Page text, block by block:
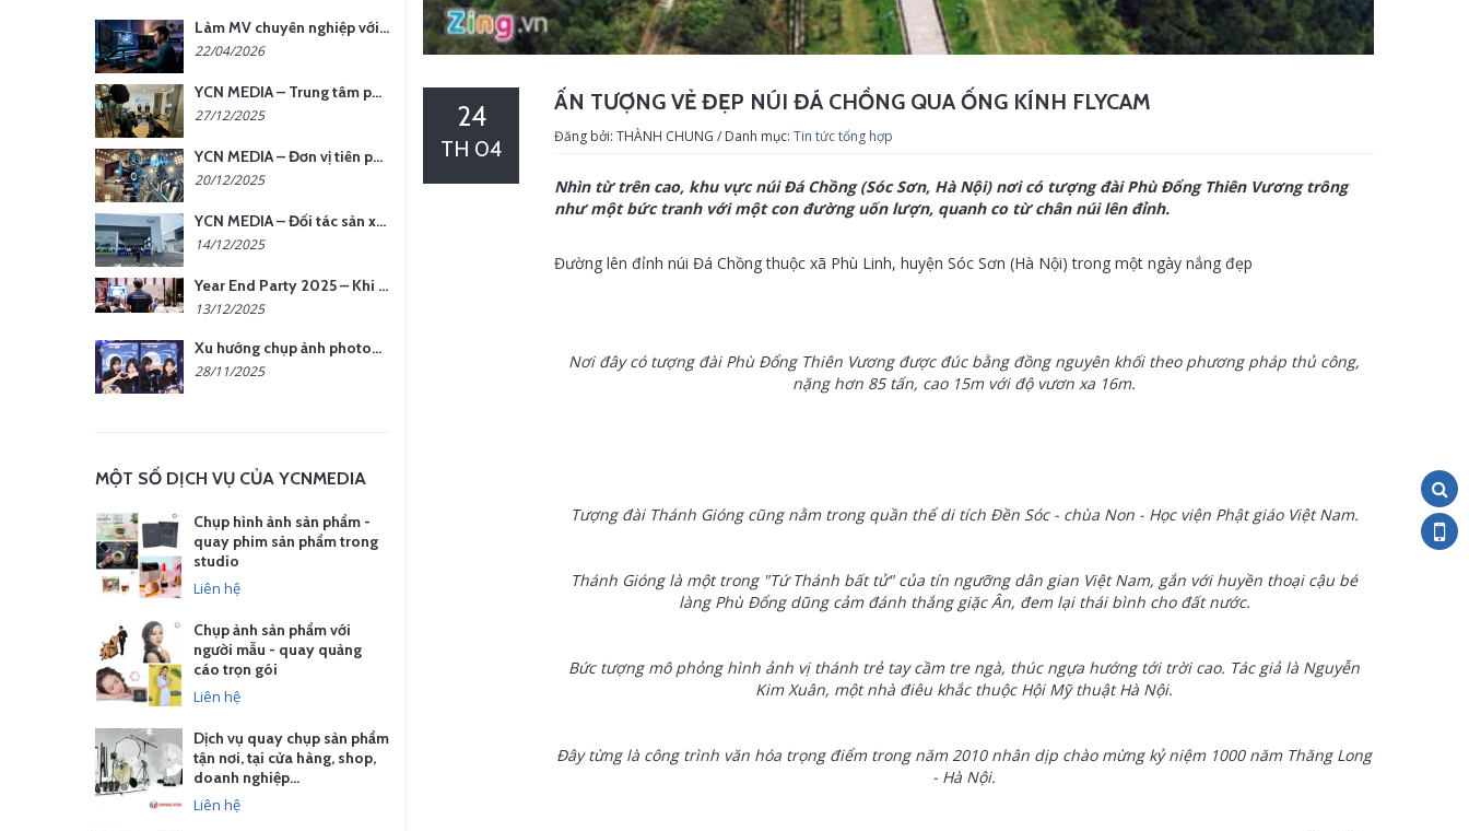
ẤN TƯỢNG VẺ ĐẸP NÚI ĐÁ CHỒNG QUA ỐNG KÍNH FLYCAM
24
TH 04 Đăng bởi: THÀNH CHUNG / Danh mục: Tin tức tổng hợp
Nhìn từ trên cao, khu vực núi Đá Chồng (Sóc Sơn, Hà Nội) nơi có tượng đài Phù Đổng Thiên Vương trông
như một bức tranh với một con đường uốn lượn, quanh co từ chân núi lên đỉnh.
Đường lên đỉnh núi Đá Chồng thuộc xã Phù Linh, huyện Sóc Sơn (Hà Nội) trong một ngày nắng đẹp
Nơi đây có tượng đài Phù Đổng Thiên Vương được đúc bằng đồng nguyên khối theo phương pháp thủ công,
nặng hơn 85 tấn, cao 15m với độ vươn xa 16m.
Tượng đài Thánh Gióng cũng nằm trong quần thể di tích Đền Sóc - chùa Non - Học viện Phật giáo Việt Nam.
Thánh Gióng là một trong "Tứ Thánh bất tử" của tín ngưỡng dân gian Việt Nam, gắn với huyền thoại cậu bé
làng Phù Đổng dũng cảm đánh thắng giặc Ân, đem lại thái bình cho đất nước.
Bức tượng mô phỏng hình ảnh vị thánh trẻ tay cầm tre ngà, thúc ngựa hướng tới trời cao. Tác giả là Nguyễn
Kim Xuân, một nhà điêu khắc thuộc Hội Mỹ thuật Hà Nội.
Đây từng là công trình văn hóa trọng điểm trong năm 2010 nhân dịp chào mừng kỷ niệm 1000 năm Thăng Long
- Hà Nội.
Làm MV chuyên nghiệp với chi phí tối ưu: nên chọn quay thực tế hay video AI?
22/04/2026
YCN MEDIA – Trung tâm phụ kiện quay chụp tại Hà Nội
27/12/2025
YCN MEDIA – Đơn vị tiên phong sản xuất hình ảnh & âm thanh bằng AI tại Hà Nội
20/12/2025
YCN MEDIA – Đối tác sản xuất hình ảnh chuyên nghiệp cho doanh nghiệp tại Hà Nội
14/12/2025
Year End Party 2025 – Khi Khoảnh Khắc Trở Thành Dấu Ấn | Gói Ưu Đãi Tháng 12 Từ YCN Media
13/12/2025
Xu hướng chụp ảnh photobooth tại các sự kiện hiện nay
28/11/2025
MỘT SỐ DỊCH VỤ CỦA YCNMEDIA
Chụp hình ảnh sản phẩm -
quay phim sản phẩm trong
studio
Liên hệ
Chụp ảnh sản phẩm với
người mẫu - quay quảng
cáo trọn gói
Liên hệ
Dịch vụ quay chụp sản phẩm
tận nơi, tại cửa hàng, shop,
doanh nghiệp…
Liên hệ